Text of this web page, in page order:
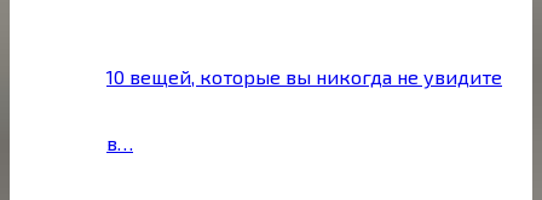
10 вещей, которые вы никогда не увидите
в…